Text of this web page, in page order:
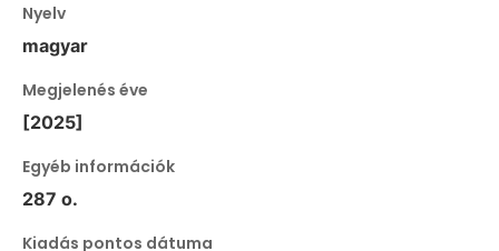
Nyelv
magyar
Megjelenés éve
[2025]
Egyéb információk
287 o.
Kiadás pontos dátuma